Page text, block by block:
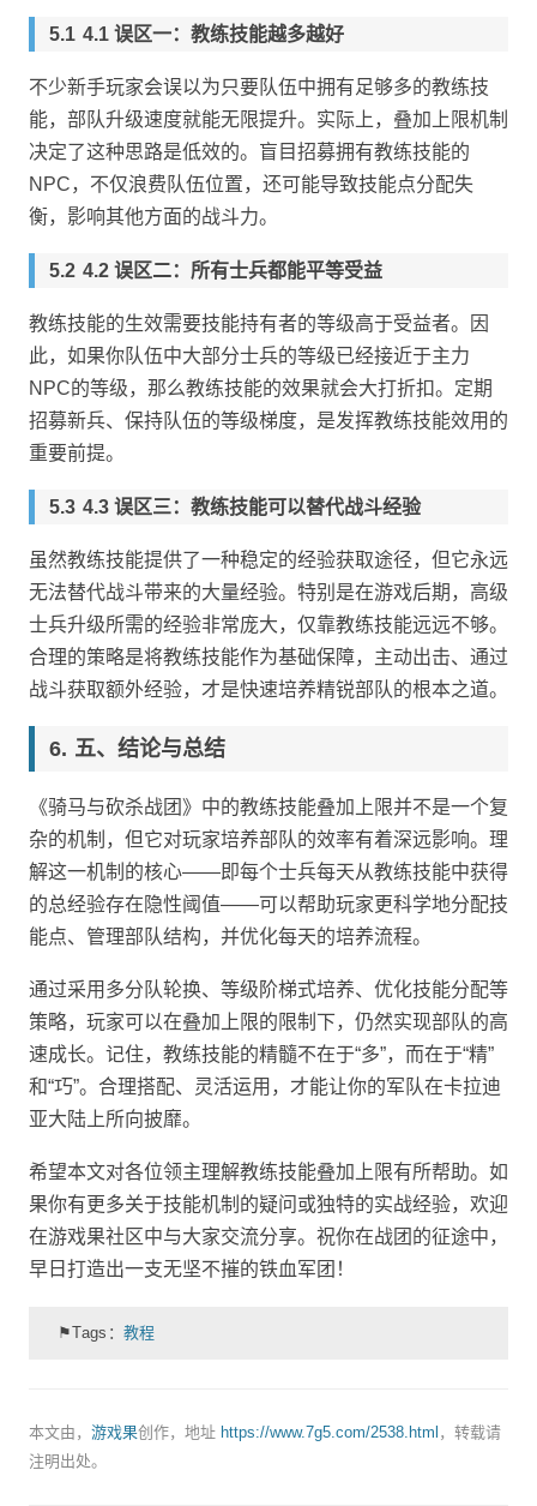
4.1 误区一：教练技能越多越好
不少新手玩家会误以为只要队伍中拥有足够多的教练技
能，部队升级速度就能无限提升。实际上，叠加上限机制
决定了这种思路是低效的。盲目招募拥有教练技能的
NPC，不仅浪费队伍位置，还可能导致技能点分配失
衡，影响其他方面的战斗力。
4.2 误区二：所有士兵都能平等受益
教练技能的生效需要技能持有者的等级高于受益者。因
此，如果你队伍中大部分士兵的等级已经接近于主力
NPC的等级，那么教练技能的效果就会大打折扣。定期
招募新兵、保持队伍的等级梯度，是发挥教练技能效用的
重要前提。
4.3 误区三：教练技能可以替代战斗经验
虽然教练技能提供了一种稳定的经验获取途径，但它永远
无法替代战斗带来的大量经验。特别是在游戏后期，高级
士兵升级所需的经验非常庞大，仅靠教练技能远远不够。
合理的策略是将教练技能作为基础保障，主动出击、通过
战斗获取额外经验，才是快速培养精锐部队的根本之道。
五、结论与总结
《骑马与砍杀战团》中的教练技能叠加上限并不是一个复
杂的机制，但它对玩家培养部队的效率有着深远影响。理
解这一机制的核心——即每个士兵每天从教练技能中获得
的总经验存在隐性阈值——可以帮助玩家更科学地分配技
能点、管理部队结构，并优化每天的培养流程。
通过采用多分队轮换、等级阶梯式培养、优化技能分配等
策略，玩家可以在叠加上限的限制下，仍然实现部队的高
速成长。记住，教练技能的精髓不在于“多”，而在于“精”
和“巧”。合理搭配、灵活运用，才能让你的军队在卡拉迪
亚大陆上所向披靡。
希望本文对各位领主理解教练技能叠加上限有所帮助。如
果你有更多关于技能机制的疑问或独特的实战经验，欢迎
在游戏果社区中与大家交流分享。祝你在战团的征途中，
早日打造出一支无坚不摧的铁血军团！
⚑Tags：教程
本文由， 游戏果创作，地址 https://www.7g5.com/2538.html ，转载请
注明出处。